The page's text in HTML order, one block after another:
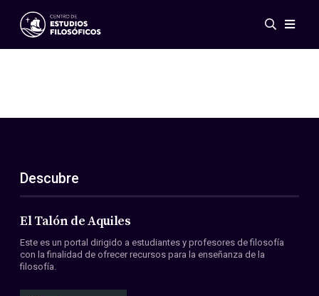
Eventos
ES
EN
Acerca de nosotros
Miembros
Convenios
Descubre
El Talón de Aquiles
Este es un portal dirigido a estudiantes y profesores de filosofía
con la finalidad de ofrecer recursos para la enseñanza de la
filosofía.